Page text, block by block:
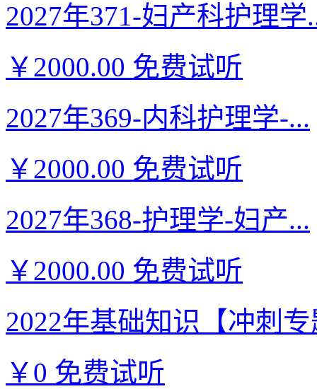
2027年371-妇产科护理学
￥2000.00 免费试听
2027年369-内科护理学-...
￥2000.00 免费试听
2027年368-护理学-妇产...
￥2000.00 免费试听
2022年基础知识【冲刺
￥0 免费试听